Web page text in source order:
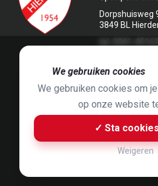
Dorpshuisweg
3849 BL
Jaap Hop &
Built byBluey B.V.&
We gebruiken cookies
We gebruiken cookies om
op onze website
✓ Sta
Weigeren